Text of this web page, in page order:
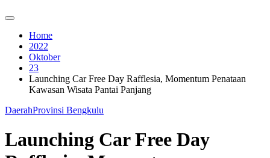
Home
2022
Oktober
23
Launching Car Free Day Rafflesia, Momentum Penataan
Kawasan Wisata Pantai Panjang
DaerahProvinsi Bengkulu
Launching Car Free Day